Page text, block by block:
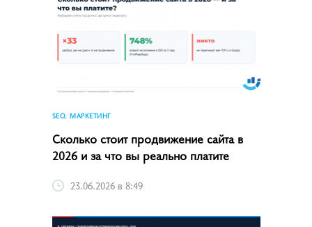
SEO, МАРКЕТИНГ
Сколько стоит продвижение сайта в
2026 и за что вы реально платите
23.06.2026 в 8:49